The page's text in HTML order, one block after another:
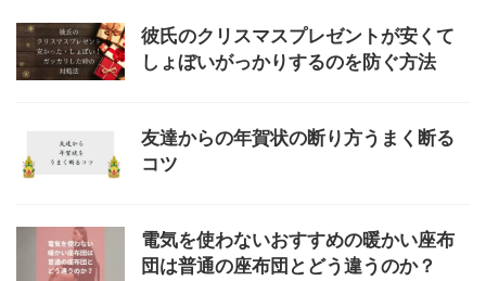
彼氏のクリスマスプレゼントが安くて
しょぼいがっかりするのを防ぐ方法
友達からの年賀状の断り方うまく断る
コツ
電気を使わないおすすめの暖かい座布
団は普通の座布団とどう違うのか？